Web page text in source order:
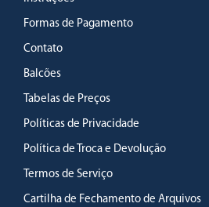
Formas de Pagamento
Contato
Balcões
Tabelas de Preços
Políticas de Privacidade
Política de Troca e Devolução
Termos de Serviço
Cartilha de Fechamento de Arquivos